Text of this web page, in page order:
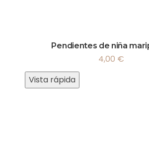
Pendientes de niña
4,00 €
Vista rápida